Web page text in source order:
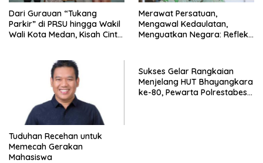
Dari Gurauan “Tukang
Parkir” di PRSU hingga Wakil
Wali Kota Medan, Kisah Cinta
Merawat Persatuan,
Mengawal Kedaulatan,
Menguatkan Negara: Refleksi
Tuduhan Recehan untuk
Memecah Gerakan
Mahasiswa
Sukses Gelar Rangkaian
Menjelang HUT Bhayangkara
ke-80, Pewarta Polrestabes